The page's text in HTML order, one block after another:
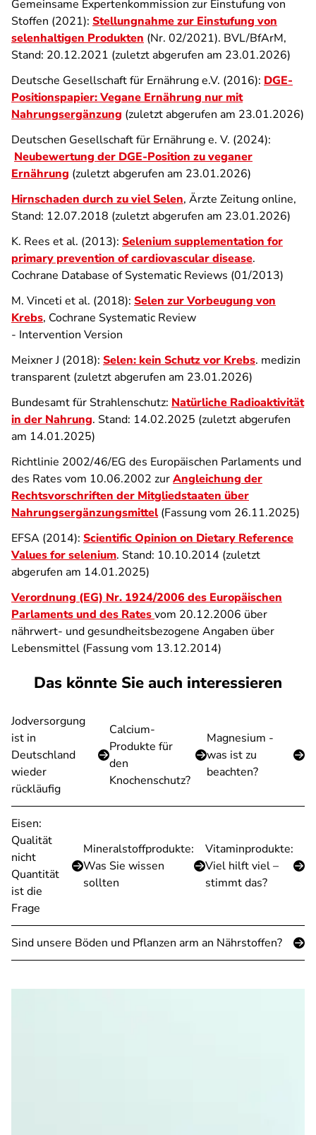
Gemeinsame Expertenkommission zur Einstufung von
Stoffen (2021): Stellungnahme zur Einstufung von
selenhaltigen Produkten (Nr. 02/2021). BVL/BfArM,
Stand: 20.12.2021 (zuletzt abgerufen am 23.01.2026)
Deutsche Gesellschaft für Ernährung e.V. (2016): DGE-
Positionspapier: Vegane Ernährung nur mit
Nahrungsergänzung (zuletzt abgerufen am 23.01.2026)
Deutschen Gesellschaft für Ernährung e. V. (2024):
Neubewertung der DGE-Position zu veganer
Ernährung (zuletzt abgerufen am 23.01.2026)
Hirnschaden durch zu viel Selen, Ärzte Zeitung online,
Stand: 12.07.2018 (zuletzt abgerufen am 23.01.2026)
K. Rees et al. (2013): Selenium supplementation for
primary prevention of cardiovascular disease.
Cochrane Database of Systematic Reviews (01/2013)
M. Vinceti et al. (2018): Selen zur Vorbeugung von
Krebs, Cochrane Systematic Review
- Intervention Version
Meixner J (2018): Selen: kein Schutz vor Krebs. medizin
transparent (zuletzt abgerufen am 23.01.2026)
Bundesamt für Strahlenschutz: Natürliche Radioaktivität
in der Nahrung. Stand: 14.02.2025 (zuletzt abgerufen
am 14.01.2025)
Richtlinie 2002/46/EG des Europäischen Parlaments und
des Rates vom 10.06.2002 zurAngleichung der
Rechtsvorschriften der Mitgliedstaaten über
Nahrungsergänzungsmittel(Fassung vom 26.11.2025)
EFSA (2014): Scientific Opinion on Dietary Reference
Values for selenium. Stand: 10.10.2014 (zuletzt
abgerufen am 14.01.2025)
Verordnung (EG) Nr. 1924/2006 des Europäischen
Parlaments und des Ratesvom 20.12.2006 über
nährwert- und gesundheitsbezogene Angaben über
Lebensmittel (Fassung vom 13.12.2014)
Das könnte Sie auch interessieren
Jodversorgung
ist in
Deutschland
wieder
rückläufig
Calcium-
Produkte für
den
Knochenschutz?
Magnesium -
was ist zu
beachten?
Eisen:
Qualität
nicht
Quantität
ist die
Frage
Mineralstoffprodukte:
Was Sie wissen
sollten
Vitaminprodukte:
Viel hilft viel –
stimmt das?
Sind unsere Böden und Pflanzen arm an Nährstoffen?